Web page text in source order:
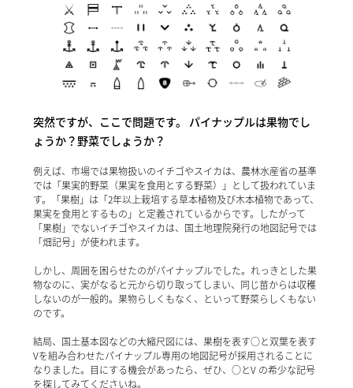
突然ですが、ここで問題です。 パイナップルは果物でし
ょうか？野菜でしょうか？
例えば、市場では果物扱いのイチゴやスイカは、農林水産省の基準
では「果実的野菜（果実を食用とする野菜）」として扱われていま
す。「果樹」は「2年以上栽培する草本植物及び木本植物であって、
果実を食用とするもの」と定義されているからです。したがって
「果樹」でないイチゴやスイカは、国土地理院発行の地図記号では
「畑記号」が使われます。
しかし、周囲を困らせたのがパイナップルでした。れっきとした果
物なのに、実がなると元から切り取ってしまい、同じ苗からは収穫
しないのが一般的。果物らしくもなく、といって野菜らしくもない
のです。
結局、国土基本図などの大縮尺図には、果樹を表す○と双葉を表す
Vを組み合わせたパイナップル専用の地図記号が採用されることに
なりました。目にする機会があったら、ぜひ、○とV の希少な記号
を探してみてくださいね。